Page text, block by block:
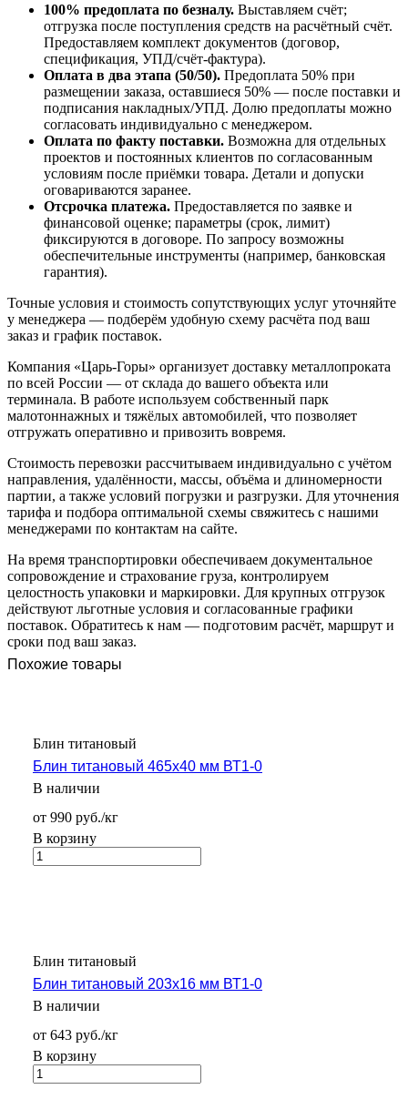
100% предоплата по безналу. Выставляем счёт;
отгрузка после поступления средств на расчётный счёт.
Предоставляем комплект документов (договор,
спецификация, УПД/счёт-фактура).
Оплата в два этапа (50/50). Предоплата 50% при
размещении заказа, оставшиеся 50% — после поставки и
подписания накладных/УПД. Долю предоплаты можно
согласовать индивидуально с менеджером.
Оплата по факту поставки. Возможна для отдельных
проектов и постоянных клиентов по согласованным
условиям после приёмки товара. Детали и допуски
оговариваются заранее.
Отсрочка платежа. Предоставляется по заявке и
финансовой оценке; параметры (срок, лимит)
фиксируются в договоре. По запросу возможны
обеспечительные инструменты (например, банковская
гарантия).
Точные условия и стоимость сопутствующих услуг уточняйте
у менеджера — подберём удобную схему расчёта под ваш
заказ и график поставок.
Компания «Царь-Горы» организует доставку металлопроката
по всей России — от склада до вашего объекта или
терминала. В работе используем собственный парк
малотоннажных и тяжёлых автомобилей, что позволяет
отгружать оперативно и привозить вовремя.
Стоимость перевозки рассчитываем индивидуально с учётом
направления, удалённости, массы, объёма и длиномерности
партии, а также условий погрузки и разгрузки. Для уточнения
тарифа и подбора оптимальной схемы свяжитесь с нашими
менеджерами по контактам на сайте.
На время транспортировки обеспечиваем документальное
сопровождение и страхование груза, контролируем
целостность упаковки и маркировки. Для крупных отгрузок
действуют льготные условия и согласованные графики
поставок. Обратитесь к нам — подготовим расчёт, маршрут и
сроки под ваш заказ.
Похожие товары
Блин титановый
Блин титановый 465х40 мм ВТ1-0
В наличии
от 990 руб./кг
В корзину
Блин титановый
Блин титановый 203х16 мм ВТ1-0
В наличии
от 643 руб./кг
В корзину